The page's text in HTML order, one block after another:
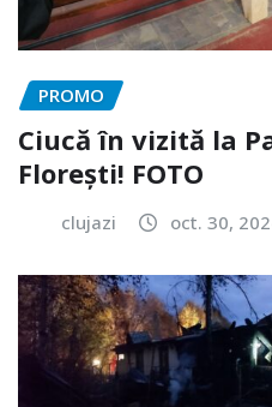
PROMO
Ciucă în vizită la
Florești! FOTO
clujazi oct. 30,